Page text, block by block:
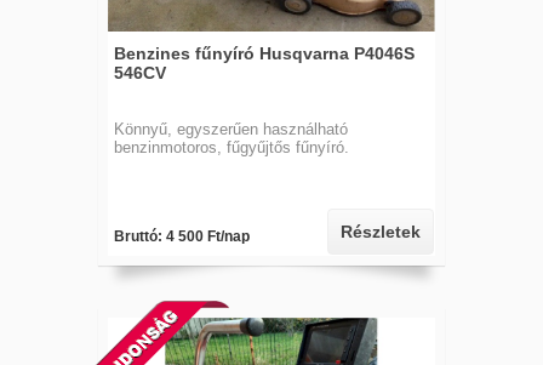
Benzines fűnyíró Husqvarna P4046S
546CV
Könnyű, egyszerűen használható
benzinmotoros, fűgyűjtős fűnyíró.
Bruttó: 4 500 Ft/nap Részletek